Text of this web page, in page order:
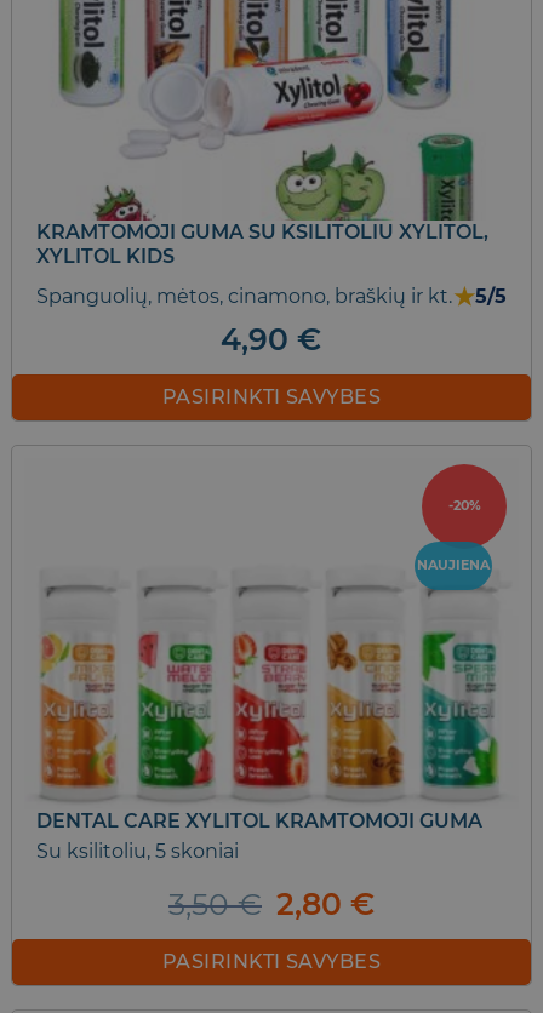
be
chosen
on
the
product
page
KRAMTOMOJI GUMA SU KSILITOLIU XYLITOL,
XYLITOL KIDS
Spanguolių, mėtos, cinamono, braškių ir kt.★5/5
4,90€
PASIRINKTI SAVYBES
options
chosen
on
the
product
page
-20%
NAUJIENA
DENTAL CARE XYLITOL KRAMTOMOJI GUMA
Su ksilitoliu, 5 skoniai
3,50€ Original
price
was:
3,50 €.
2,80 €Current
price
is:
2,80 €.
PASIRINKTI SAVYBES